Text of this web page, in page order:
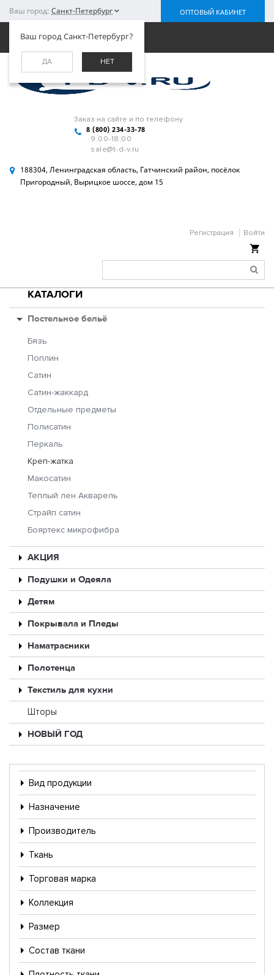
Ваш город: Санкт-Петербург
Ваш город Санкт-Петербург?
ДА НЕТ
ОПТОВЫЙ КАБИНЕТ
Заказ на сайте и по телефону
8 (800) 234-33-78
9:00-18:00
sale@t-d-v.ru
188304, Ленинградская область, Гатчинский район, посёлок
Пригородный, Вырицкое шоссе, дом 15
Регистрация Войти
Меню
КАТАЛОГИ
Постельное бельё
Бязь
Поплин
Сатин
Сатин-жаккард
Отдельные предметы
Полисатин
Перкаль
Креп-жатка
Макосатин
Теплый лен Акварель
Страйп сатин
Бояртекс микрофибра
АКЦИЯ
Подушки и Одеяла
Детям
Покрывала и Пледы
Наматрасники
Полотенца
Текстиль для кухни
Шторы
НОВЫЙ ГОД
Вид продукции
Назначение
Производитель
Ткань
Торговая марка
Коллекция
Размер
Состав ткани